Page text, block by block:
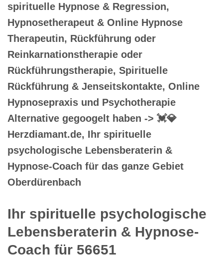
spirituelle Hypnose & Regression,
Hypnosetherapeut & Online Hypnose
Therapeutin, Rückführung oder
Reinkarnationstherapie oder
Rückführungstherapie, Spirituelle
Rückführung & Jenseitskontakte, Online
Hypnosepraxis und Psychotherapie
Alternative gegoogelt haben -> 💓️💎
Herzdiamant.de, Ihr spirituelle
psychologische Lebensberaterin &
Hypnose-Coach für das ganze Gebiet
Oberdürenbach
Ihr spirituelle psychologische
Lebensberaterin & Hypnose-
Coach für 56651